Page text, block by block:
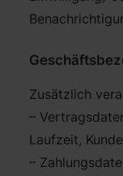
Zusätzlich
–
Laufzeit,
–